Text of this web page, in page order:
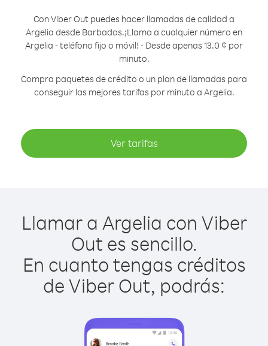
Con Viber Out puedes hacer llamadas de calidad a
Argelia desde Barbados.¡Llama a cualquier número en
Argelia - teléfono fijo o móvil! - Desde apenas 13.0 ¢ por
minuto.
Compra paquetes de crédito o un plan de llamadas para
conseguir las mejores tarifas por minuto a Argelia.
Ver tarifas
Llamar a Argelia con Viber
Out es sencillo.
En cuanto tengas créditos
de Viber Out, podrás: